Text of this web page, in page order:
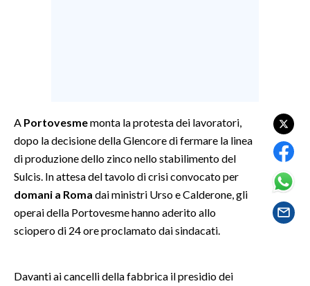
CULTURA
SPETTACOLI
GOSSIP
SARDEGNA TURISMO
A Portovesmemonta la protesta dei lavoratori,
dopo la decisione della Glencore di fermare la linea
di produzione dello zinco nello stabilimento del
Sulcis. In attesa del tavolo di crisi convocato per
domani a Roma dai ministri Urso e Calderone, gli
operai della Portovesme hanno aderito allo
sciopero di 24 ore proclamato dai sindacati.
Davanti ai cancelli della fabbrica il presidio dei